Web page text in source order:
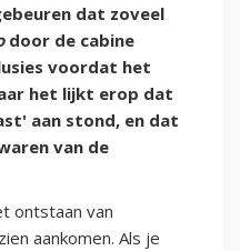
dat zoveel
door de cabine
voordat het
het lijkt erop dat
aan stond, en dat
van de
ontstaan van
aankomen. Als je